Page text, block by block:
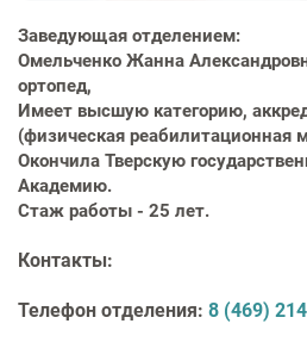
Заведующая отделением:
Омельченко Жанна
ортопед,
Имеет высшую категорию,
(физическая реабилитационная
Окончила Тверскую
Академию.
Стаж работы - 25 лет.
Контакты:
Телефон отделения: 8 (469)